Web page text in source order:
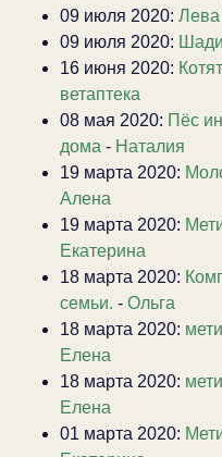
09 июля 2020:
09 июля 2020:
16 июня 2020:
ветаптека
08 мая 2020: Пёс
дома - Наталия
19 марта 2020:
Алена
19 марта 2020:
Екатерина
18 марта 2020:
семьи. - Ольга
18 марта 2020:
Елена
18 марта 2020:
Елена
01 марта 2020: